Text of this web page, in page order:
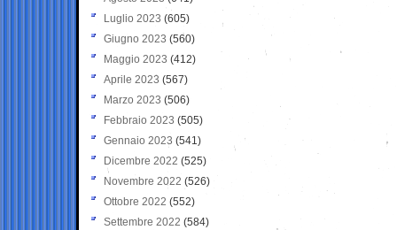
Luglio 2023 (605)
Giugno 2023 (560)
Maggio 2023 (412)
Aprile 2023 (567)
Marzo 2023 (506)
Febbraio 2023 (505)
Gennaio 2023 (541)
Dicembre 2022 (525)
Novembre 2022 (526)
Ottobre 2022 (552)
Settembre 2022 (584)